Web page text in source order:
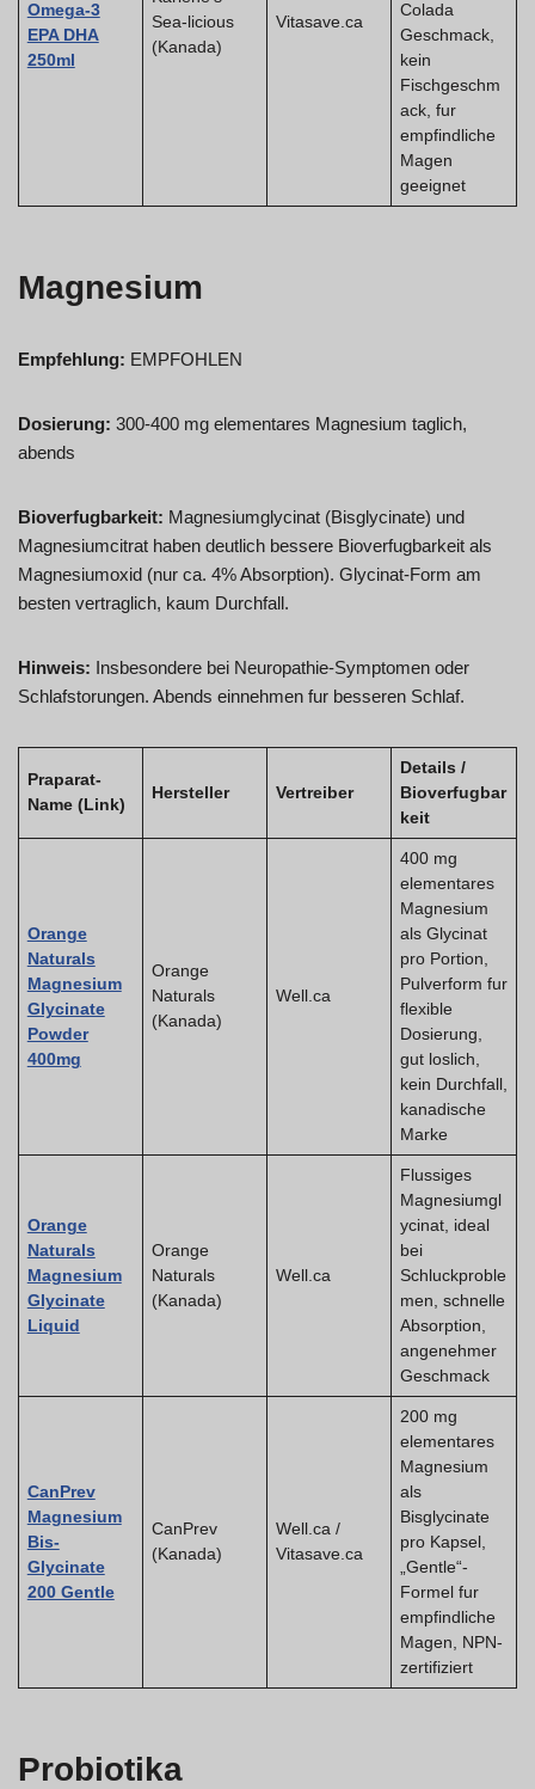
Omega-3
EPA DHA
250ml
Sea-licious
(Kanada)
Vitasave.ca
Colada
Geschmack,
kein
Fischgeschm
ack, fur
empfindliche
Magen
geeignet
Magnesium
Empfehlung: EMPFOHLEN
Dosierung: 300-400 mg elementares Magnesium taglich,
abends
Bioverfugbarkeit: Magnesiumglycinat (Bisglycinate) und
Magnesiumcitrat haben deutlich bessere Bioverfugbarkeit als
Magnesiumoxid (nur ca. 4% Absorption). Glycinat-Form am
besten vertraglich, kaum Durchfall.
Hinweis: Insbesondere bei Neuropathie-Symptomen oder
Schlafstorungen. Abends einnehmen fur besseren Schlaf.
Praparat-
Name (Link)
Hersteller Vertreiber
Details /
Bioverfugbar
keit
Orange
Naturals
Magnesium
Glycinate
Powder
400mg
Orange
Naturals
(Kanada)
Well.ca
400 mg
elementares
Magnesium
als Glycinat
pro Portion,
Pulverform fur
flexible
Dosierung,
gut loslich,
kein Durchfall,
kanadische
Marke
Orange
Naturals
Magnesium
Glycinate
Liquid
Orange
Naturals
(Kanada)
Well.ca
Flussiges
Magnesiumgl
ycinat, ideal
bei
Schluckproble
men, schnelle
Absorption,
angenehmer
Geschmack
CanPrev
Magnesium
Bis-
Glycinate
200 Gentle
CanPrev
(Kanada)
Well.ca /
Vitasave.ca
200 mg
elementares
Magnesium
als
Bisglycinate
pro Kapsel,
„Gentle“-
Formel fur
empfindliche
Magen, NPN-
zertifiziert
Probiotika